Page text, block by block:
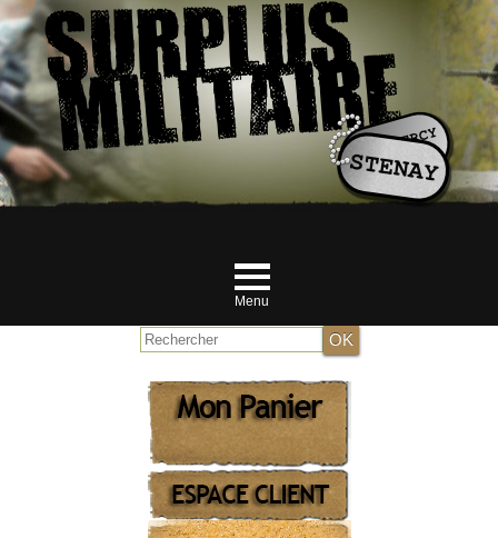
Menu